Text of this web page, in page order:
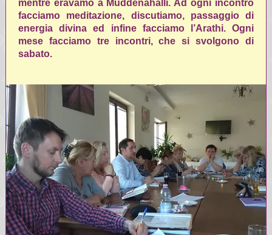
mentre eravamo a Muddenahalli. Ad ogni incontro
facciamo meditazione, discutiamo, passaggio di
energia divina ed infine facciamo l’Arathi. Ogni
mese facciamo tre incontri, che si svolgono di
sabato.